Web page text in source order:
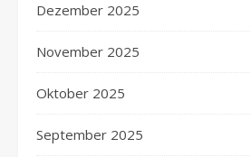
Dezember 2025
November 2025
Oktober 2025
September 2025